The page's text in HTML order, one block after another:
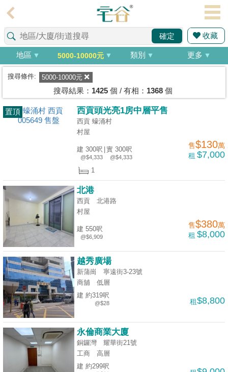
理
主
頁
搵
成
交
盤
宅
谷
按
揭
地
產
博
客
地
產
確定 收藏
地區 5000-10000元 類別 更多
搜尋條件: 5000-10000元
搜尋結果： 1425個 / 有相： 1368個
置頂 西貢頭光亮1房中層平售
西貢 蠔涌村
村屋
建 300呎
@$4,333
實 300呎
@$4,333
售$130萬
租 $7,000
1
北港
西貢 北港路
村屋
建 550呎
@$6,909
售$380萬
租 $8,000
越秀廣場
新蒲崗 寧遠街3-23號
商舖
低層
建 約319呎
@$28 租$8,800
永倫商業大廈
銅鑼灣 耀華街21號
工商
高層
建 約299呎